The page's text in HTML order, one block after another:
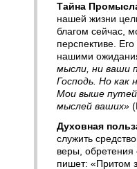
Тайна
нашей жизни
благом сейчас,
перспективе.
нашими
мысли, ни ваши
Господь. Но
Мои выше
мыслей ваших»
Духовная
служить
веры,
пишет: «Притом